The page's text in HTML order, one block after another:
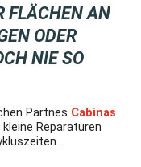
FLÄCHEN AN
ODER M
NIE SO E
Partnes Cabinas
Reparaturen